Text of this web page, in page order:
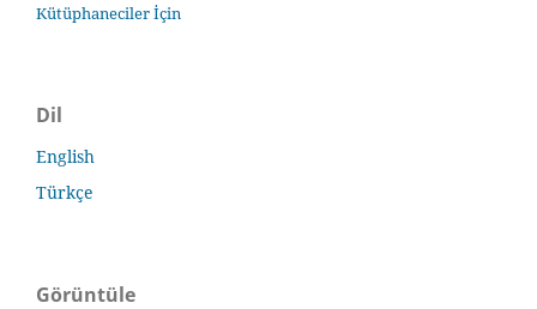
Kütüphaneciler İçin
Dil
English
Türkçe
Görüntüle